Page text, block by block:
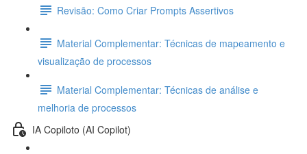
Revisão: Como Criar Prompts Assertivos
Material Complementar: Técnicas de mapeamento e
visualização de processos
Material Complementar: Técnicas de análise e
melhoria de processos
IA Copiloto (AI Copilot)